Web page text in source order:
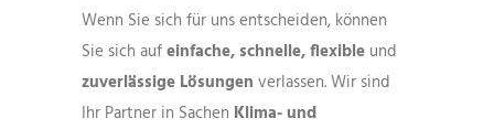
Wenn Sie sich für uns entscheiden, können
Sie sich aufeinfache, schnelle, flexible und
zuverlässige Lösungen verlassen. Wir sind
Ihr Partner in Sachen Klima- und